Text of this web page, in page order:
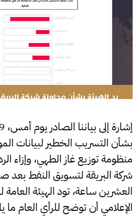
بشأن التسريب الخطير لبيانات
منظومة توزيع غاز الطهي، وإزاء
شركة البريقة لتسويق النفط بعد
العشرين ساعة، تود الهيئة
الإعلامي أن توضح للرأي العام ما